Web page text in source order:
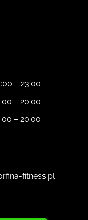
– 23:00
– 20:00
– 20:00
fitness.pl